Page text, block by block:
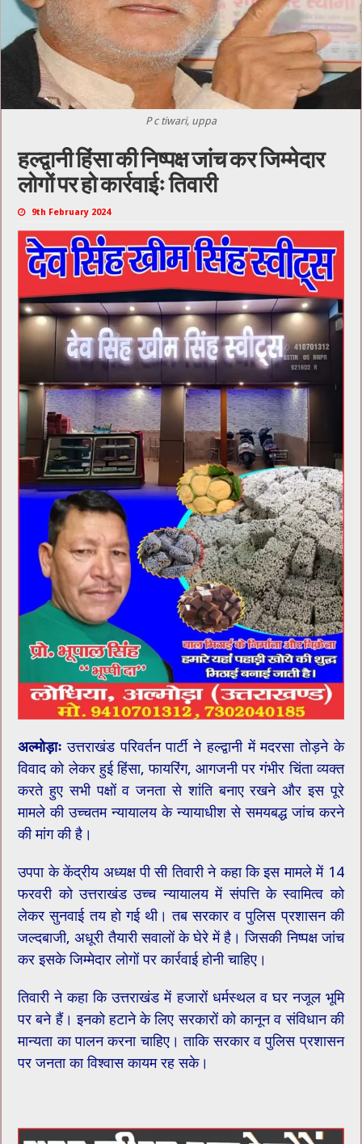
P c tiwari, uppa
हल्द्वानी हिंसा की निष्पक्ष जांच कर जिम्मेदार
लोगों पर हो कार्रवाईः तिवारी
9th February 2024
अल्मोड़ाः उत्तराखंड परिवर्तन पार्टी ने हल्द्वानी में मदरसा तोड़ने के
विवाद को लेकर हुई हिंसा, फायरिंग, आगजनी पर गंभीर चिंता व्यक्त
करते हुए सभी पक्षों व जनता से शांति बनाए रखने और इस पूरे
मामले की उच्चतम न्यायालय के न्यायाधीश से समयबद्ध जांच करने
की मांग की है।
उपपा के केंद्रीय अध्यक्ष पी सी तिवारी ने कहा कि इस मामले में 14
फरवरी को उत्तराखंड उच्च न्यायालय में संपत्ति के स्वामित्व को
लेकर सुनवाई तय हो गई थी। तब सरकार व पुलिस प्रशासन की
जल्दबाजी, अधूरी तैयारी सवालों के घेरे में है। जिसकी निष्पक्ष जांच
कर इसके जिम्मेदार लोगों पर कार्रवाई होनी चाहिए।
तिवारी ने कहा कि उत्तराखंड में हजारों धर्मस्थल व घर नजूल भूमि
पर बने हैं। इनको हटाने के लिए सरकारों को कानून व संविधान की
मान्यता का पालन करना चाहिए। ताकि सरकार व पुलिस प्रशासन
पर जनता का विश्वास कायम रह सके।